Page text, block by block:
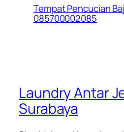
Tempat Pencucian
085700002085
Laundry Antar
Surabaya